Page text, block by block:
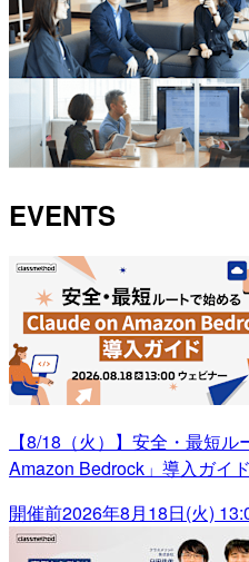
EVENTS
【8/18（火）】安全・最短
Amazon Bedrock」導入ガイド
開催前2026年8月18日(火)